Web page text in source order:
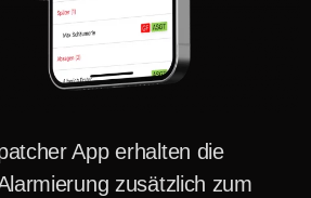
App erhalten die
zusätzlich zum